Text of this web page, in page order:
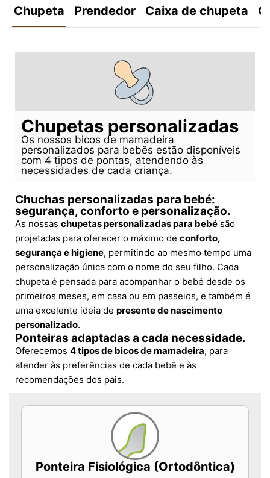
Chupeta Prendedor Caixa de chupeta
Chupetas personalizadas
Os nossos bicos de mamadeira
personalizados para bebês estão disponíveis
com 4 tipos de pontas, atendendo às
necessidades de cada criança.
Chuchas personalizadas para bebé:
segurança, conforto e personalização.
As nossas chupetas personalizadas para bebé são
projetadas para oferecer o máximo de conforto,
segurança e higiene, permitindo ao mesmo tempo uma
personalização única com o nome do seu filho. Cada
chupeta é pensada para acompanhar o bebé desde os
primeiros meses, em casa ou em passeios, e também é
uma excelente ideia de presente de nascimento
personalizado.
Ponteiras adaptadas a cada necessidade.
Oferecemos 4 tipos de bicos de mamadeira, para
atender às preferências de cada bebê e às
recomendações dos pais.
Ponteira Fisiológica (Ortodôntica)